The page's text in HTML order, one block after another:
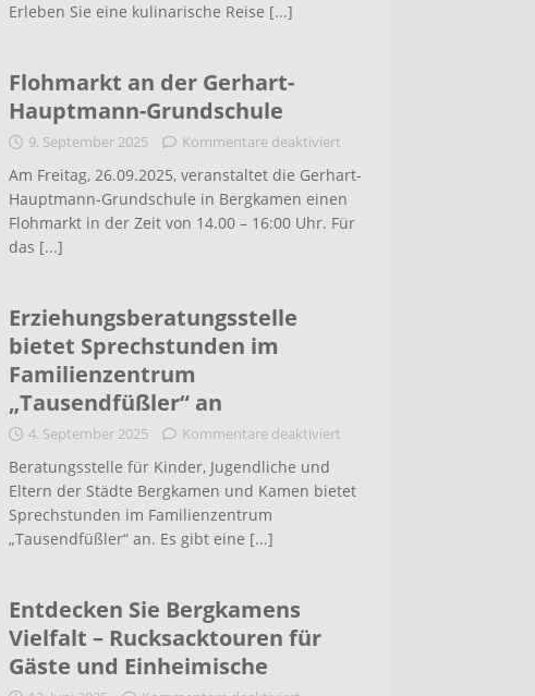
Erleben Sie eine kulinarische Reise [...]
Flohmarkt an der Gerhart-
Hauptmann-Grundschule
9. September 2025 Kommentare deaktiviert
Am Freitag, 26.09.2025, veranstaltet die Gerhart-
Hauptmann-Grundschule in Bergkamen einen
Flohmarkt in der Zeit von 14.00 – 16:00 Uhr. Für
das [...]
Erziehungsberatungsstelle
bietet Sprechstunden im
Familienzentrum
„Tausendfüßler“ an
4. September 2025 Kommentare deaktiviert
Beratungsstelle für Kinder, Jugendliche und
Eltern der Städte Bergkamen und Kamen bietet
Sprechstunden im Familienzentrum
„Tausendfüßler“ an. Es gibt eine [...]
Entdecken Sie Bergkamens
Vielfalt – Rucksacktouren für
Gäste und Einheimische